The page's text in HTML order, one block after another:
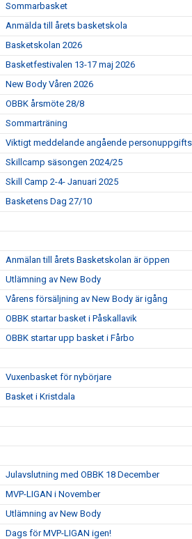
Sommarbasket
Anmälda till årets basketskola
Basketskolan 2026
Basketfestivalen 13-17 maj 2026
New Body Våren 2026
OBBK årsmöte 28/8
Sommarträning
Viktigt meddelande angående
Skillcamp säsongen 2024/25
Skill Camp 2-4- Januari 2025
Basketens Dag 27/10
Anmälan till årets Basketskolan är öppen
Utlämning av New Body
Vårens försäljning av New Body är igång
OBBK startar basket i Påskallavik
OBBK startar upp basket i Fårbo
Vuxenbasket för nybörjare
Basket i Kristdala
Julavslutning med OBBK 18 December
MVP-LIGAN i November
Utlämning av New Body
Dags för MVP-LIGAN igen!